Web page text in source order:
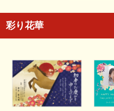
彩り花華